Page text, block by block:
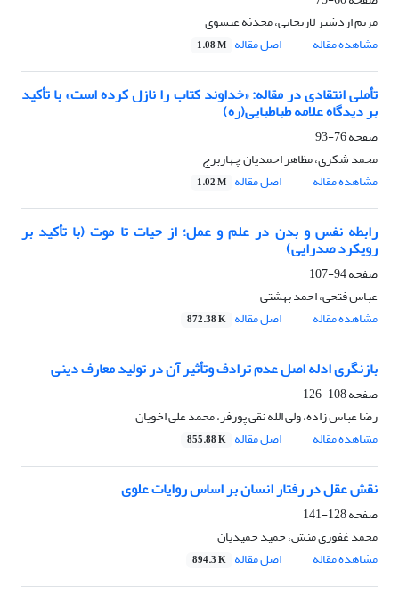
مریم اردشیر لاریجانی، محدثه عیسوی
مشاهده مقاله
اصل مقاله 1.08 M
تأملی انتقادی در مقاله: «خداوند کتاب را نازل کرده است» با تأکید
بر دیدگاه علامه طباطبایی(ره)
صفحه76-93
محمد شکری، مظاهر احمدیان چهاربرج
مشاهده مقاله
اصل مقاله 1.02 M
رابطه نفس و بدن در علم و عمل؛ از حیات تا موت (با تأکید بر
رویکرد صدرایی)
صفحه94-107
عباس فتحی، احمد بهشتی
مشاهده مقاله
اصل مقاله 872.38 K
بازنگری ادله اصل عدم ترادف وتأثیر آن در تولید معارف دینی
صفحه108-126
رضا عباس زاده، ولی الله نقی پورفر، محمد علی اخویان
مشاهده مقاله
اصل مقاله 855.88 K
نقش عقل در رفتار انسان بر اساس روایات علوی
صفحه128-141
محمد غفوری منش، حمید حمیدیان
مشاهده مقاله
اصل مقاله 894.3 K